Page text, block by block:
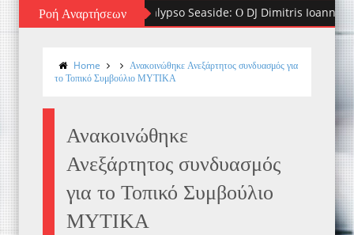
Ροή Αναρτήσεων Ο Γιώργος Λιβάνης Live στον Αστακό:
Home
Ανακοινώθηκε Ανεξάρτητος συνδυασμός για
το Τοπικό Συμβούλιο ΜΥΤΙΚΑ
Ανακοινώθηκε
Ανεξάρτητος συνδυασμός
για το Τοπικό Συμβούλιο
ΜΥΤΙΚΑ